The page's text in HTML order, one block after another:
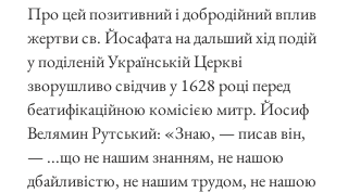
Про цей позитивний і добродійний вплив
жертви св. Йосафата на дальший хід подій
у поділеній Українській Церкві
зворушливо свідчив у 1628 році перед
беатифікаційною комісією митр. Йосиф
Велямин Рутський: «Знаю, — писав він,
— ...що не нашим знанням, не нашою
дбайливістю, не нашим трудом, не нашою